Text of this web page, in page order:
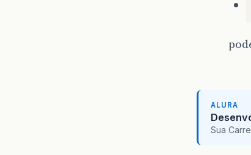
ALURA
Sua